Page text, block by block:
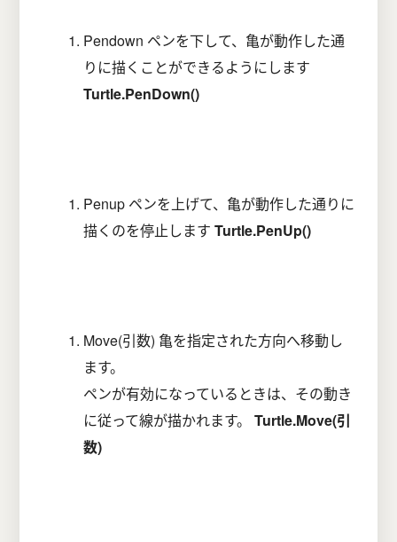
Pendown ペンを下して、亀が動作した通
りに描くことができるようにします
Turtle.PenDown()
Penup ペンを上げて、亀が動作した通りに
描くのを停止しますTurtle.PenUp()
Move(引数) 亀を指定された方向へ移動し
ます。
ペンが有効になっているときは、その動き
に従って線が描かれます。Turtle.Move(引
数)